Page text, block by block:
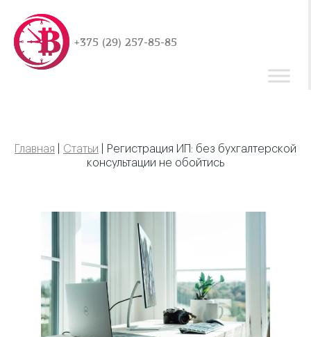
+375 (29) 257-85-85
Главная Статьи
Регистрация ИП: без бухгалтерской
консультации не обойтись